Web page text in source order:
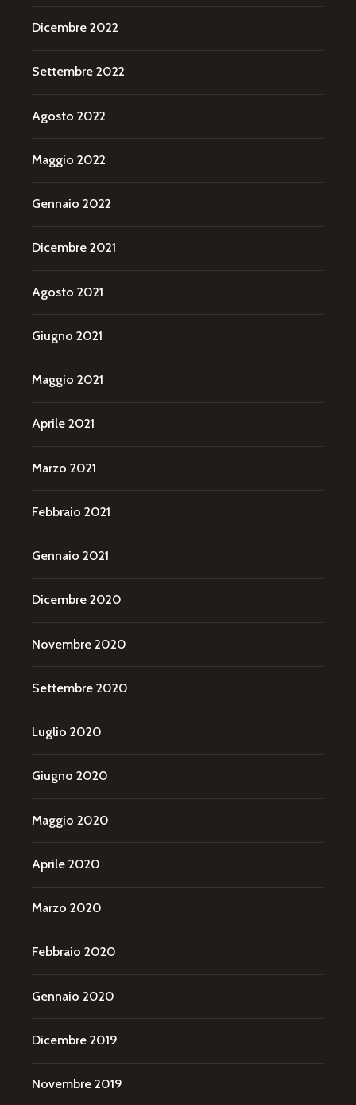
Dicembre 2022
Settembre 2022
Agosto 2022
Maggio 2022
Gennaio 2022
Dicembre 2021
Agosto 2021
Giugno 2021
Maggio 2021
Aprile 2021
Marzo 2021
Febbraio 2021
Gennaio 2021
Dicembre 2020
Novembre 2020
Settembre 2020
Luglio 2020
Giugno 2020
Maggio 2020
Aprile 2020
Marzo 2020
Febbraio 2020
Gennaio 2020
Dicembre 2019
Novembre 2019